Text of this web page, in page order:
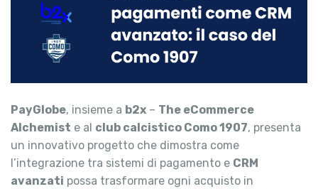
PayGlobe, insieme a b2x – The eCommerce
Alchemist e al club calcistico Como 1907, presenta
un innovativo progetto che dimostra come
l’integrazione tra sistemi di pagamento e CRM
avanzati possa trasformare ogni acquisto in